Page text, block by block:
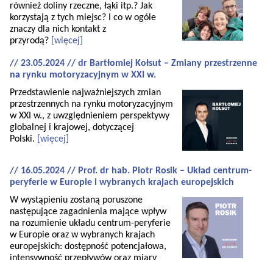
również doliny rzeczne, łąki itp.? Jak
korzystają z tych miejsc? I co w ogóle
znaczy dla nich kontakt z
przyrodą? [więcej]
// 23.05.2024 // dr Bartłomiej Kołsut – Zmiany przestrzenne
na rynku motoryzacyjnym w XXI w.
Przedstawienie najważniejszych zmian
przestrzennych na rynku motoryzacyjnym
w XXI w., z uwzględnieniem perspektywy
globalnej i krajowej, dotyczącej
Polski.
[więcej]
// 16.05.2024 // Prof. dr hab. Piotr Rosik – Układ centrum-
peryferie w Europie i wybranych krajach europejskich
W wystąpieniu zostaną poruszone
następujące zagadnienia mające wpływ
na rozumienie układu centrum-peryferie
w Europie oraz w wybranych krajach
europejskich: dostępność potencjałowa,